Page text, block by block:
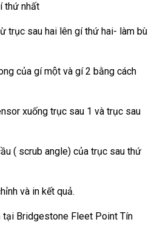
thứ nhất
trục sau hai lên gí thứ hai- làm bù
của gí một và gí 2 bằng cách
xuống trục sau 1 và trục sau
( scrub angle) của trục sau thứ
và in kết quả.
Bridgestone Fleet Point Tín